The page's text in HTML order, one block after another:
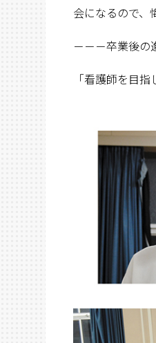
会になるので、
－－－卒業後の
「看護師を目